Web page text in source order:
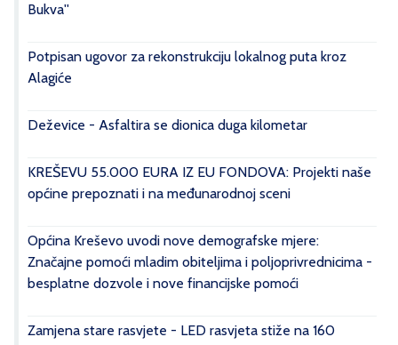
Bukva''
Potpisan ugovor za rekonstrukciju lokalnog puta kroz
Alagiće
Deževice - Asfaltira se dionica duga kilometar
KREŠEVU 55.000 EURA IZ EU FONDOVA: Projekti naše
općine prepoznati i na međunarodnoj sceni
Općina Kreševo uvodi nove demografske mjere:
Značajne pomoći mladim obiteljima i poljoprivrednicima -
besplatne dozvole i nove financijske pomoći
Zamjena stare rasvjete - LED rasvjeta stiže na 160